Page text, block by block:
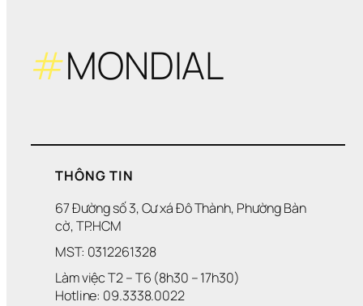
#MONDIAL
THÔNG TIN
67 Đường số 3, Cư xá Đô Thành, Phường Bàn
cờ, TP.HCM
MST: 0312261328
Làm việc T2 – T6 (8h30 – 17h30)
Hotline: 09.3338.0022